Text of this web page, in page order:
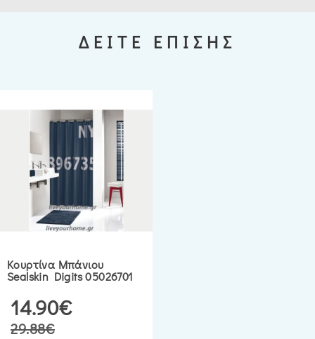
ΔΕΙΤΕ ΕΠΙΣΗΣ
Κουρτίνα Μπάνιου
Sealskin Digits 05026701
14.90€
29.88€